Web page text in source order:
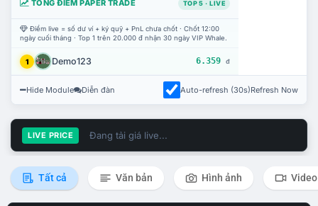
TỔNG ĐIỂM PAPER TRADE TOP 5 · LIVE
Điểm live = số dư ví + ký quỹ + PnL chưa chốt · Chốt 12:00
ngày cuối tháng · Top 1 trên 20.000 đ nhận 30 ngày VIP Whale.
1 Demo123 6.359 đ
Hide Module Diễn đàn Auto-refresh (30s)Refresh Now
LIVE PRICE Đang tải giá live...
Tất cả Văn bản Hình ảnh Video